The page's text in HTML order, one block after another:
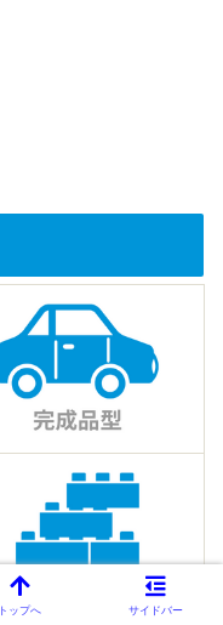
トップへ サイドバー